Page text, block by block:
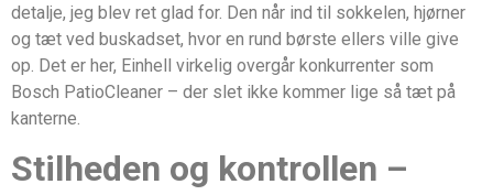
detalje, jeg blev ret glad for. Den når ind til sokkelen, hjørner
og tæt ved buskadset, hvor en rund børste ellers ville give
op. Det er her, Einhell virkelig overgår konkurrenter som
Bosch PatioCleaner – der slet ikke kommer lige så tæt på
kanterne.
Stilheden og kontrollen –